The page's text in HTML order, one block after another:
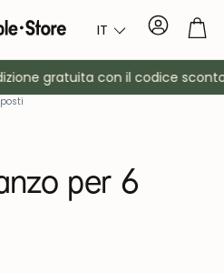
IT Conto
gratuita con il codice sconto
per 6